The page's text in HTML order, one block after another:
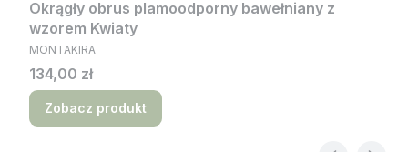
Okrągły obrus plamoodporny bawełniany z
wzorem Kwiaty
PRODUCENT
MONTAKIRA
Cena
134,00 zł
Zobacz produkt